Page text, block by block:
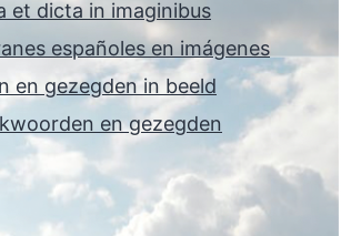
et dicta in imaginibus
españoles en imágenes
en gezegden in beeld
en gezegden